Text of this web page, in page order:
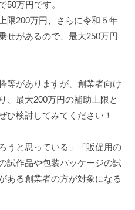
50万円です。
限200万円、さらに令和５年
せがあるので、最大250万円
等がありますが、創業者向け
、最大200万円の補助上限と
ひ検討してみてください！
うと思っている」「販促用の
試作品や包装パッケージの試
ある創業者の方が対象になる